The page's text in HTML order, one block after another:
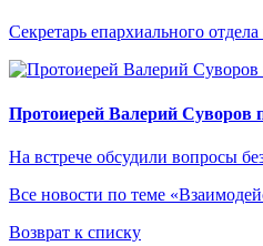
Секретарь епархиального
Протоиерей Валерий Суворов
На встрече обсудили вопросы
Все новости по теме
Возврат к списку